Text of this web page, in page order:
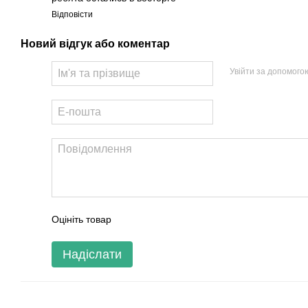
Відповісти
Новий відгук або коментар
Увійти за
Оцініть товар
Надіслати